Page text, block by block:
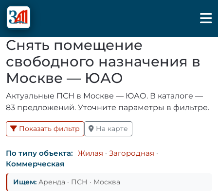
Снять помещение
свободного назначения в
Москве — ЮАО
Актуальные ПСН в Москве — ЮАО. В каталоге —
83 предложений. Уточните параметры в фильтре.
Показать фильтр На карте
По типу объекта: Жилая · Загородная ·
Коммерческая
Ищем: Аренда · ПСН · Москва